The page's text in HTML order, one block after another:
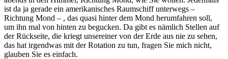
ist da ja gerade ein amerikanisches Raumschiff unterwegs –
Richtung Mond – , das quasi hinter dem Mond herumfahren soll,
um ihn mal von hinten zu begucken. Da gibt es nämlich Stellen auf
der Rückseite, die kriegt unsereiner von der Erde aus nie zu sehen,
das hat irgendwas mit der Rotation zu tun, fragen Sie mich nicht,
glauben Sie es einfach.